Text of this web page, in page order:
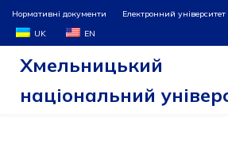
Перейти
до
Нормативні документи Електронний університет
UK
EN
Хмельницький
національний